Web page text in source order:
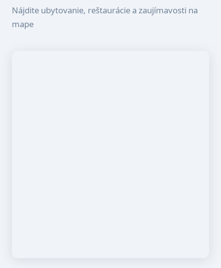
Nájdite ubytovanie, reštaurácie a zaujímavosti na
mape